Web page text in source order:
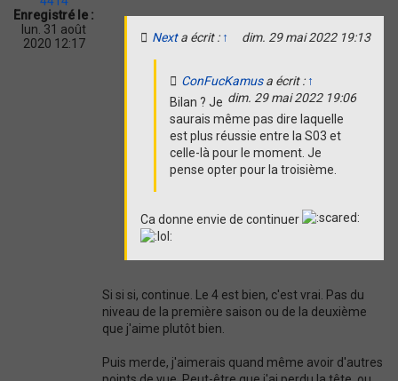
Enregistré le :
lun. 31 août
2020 12:17
Nexta écrit : ↑ dim. 29 mai 2022 19:13
ConFucKamusa écrit : ↑
dim. 29 mai 2022 19:06
Bilan ? Je
saurais même pas dire laquelle
est plus réussie entre la S03 et
celle-là pour le moment. Je
pense opter pour la troisième.
Ca donne envie de continuer
Si si si, continue. Le 4 est bien, c'est vrai. Pas du
niveau de la première saison ou de la deuxième
que j'aime plutôt bien.
Puis merde, j'aimerais quand même avoir d'autres